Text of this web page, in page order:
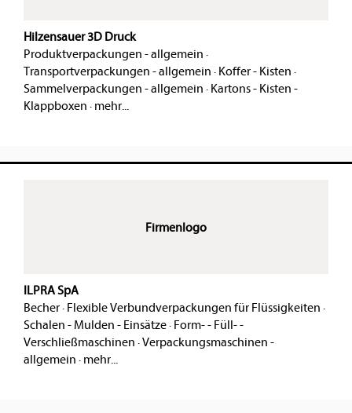
Hilzensauer 3D Druck
Produktverpackungen - allgemein ·
Transportverpackungen - allgemein · Koffer - Kisten ·
Sammelverpackungen - allgemein · Kartons - Kisten -
Klappboxen · mehr...
Firmenlogo
ILPRA SpA
Becher· Flexible Verbundverpackungen für Flüssigkeiten ·
Schalen - Mulden - Einsätze· Form- - Füll- -
Verschließmaschinen ·Verpackungsmaschinen -
allgemein · mehr...